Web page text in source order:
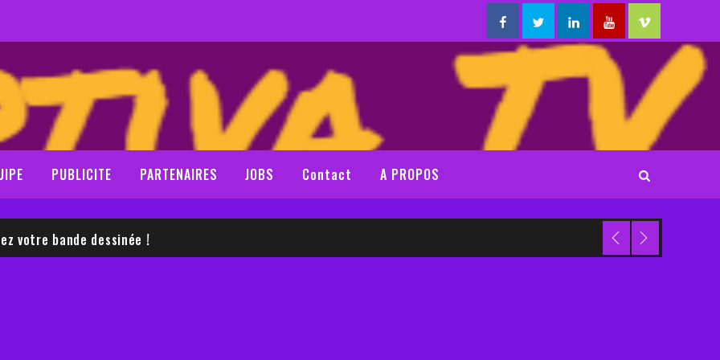
FacebookTwitterLinkedinYoutubeVimeo
PUBLICITE PARTENAIRES JOBS Contact A PROPOS
SAM NEILL
votre bande dessinée !